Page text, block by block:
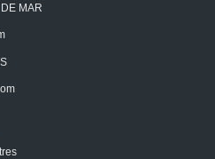
MAR